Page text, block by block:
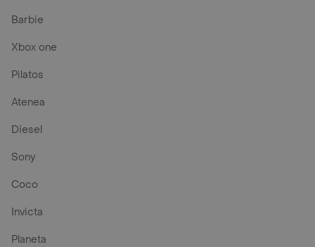
Barbie
Xbox one
Pilatos
Atenea
Diesel
Sony
Coco
Invicta
Planeta